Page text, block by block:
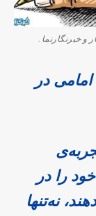
و خبرنگارنما .
در
را در
نه‌تنها